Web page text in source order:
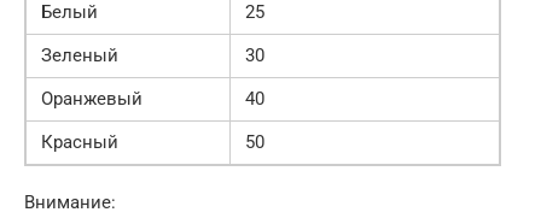
Белый
25
Зеленый
30
Оранжевый
40
Красный
50
Внимание: